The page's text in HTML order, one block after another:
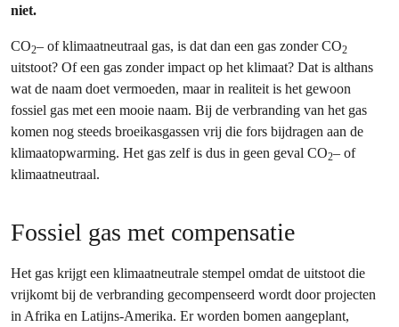
niet.
CO2– of klimaatneutraal gas, is dat dan een gas zonder CO2
uitstoot? Of een gas zonder impact op het klimaat? Dat is althans
wat de naam doet vermoeden, maar in realiteit is het gewoon
fossiel gas met een mooie naam. Bij de verbranding van het gas
komen nog steeds broeikasgassen vrij die fors bijdragen aan de
klimaatopwarming. Het gas zelf is dus in geen geval CO2– of
klimaatneutraal.
Fossiel gas met compensatie
Het gas krijgt een klimaatneutrale stempel omdat de uitstoot die
vrijkomt bij de verbranding gecompenseerd wordt door projecten
in Afrika en Latijns-Amerika. Er worden bomen aangeplant,